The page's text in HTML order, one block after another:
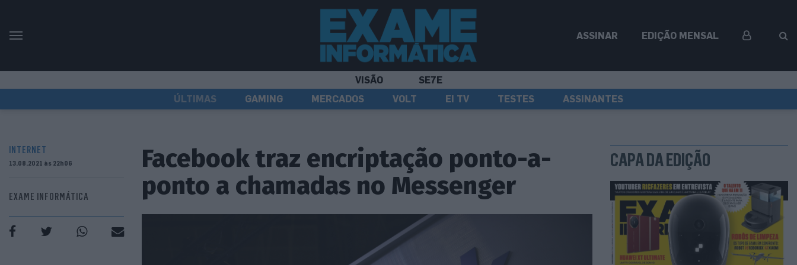
ASSINAR EDIÇÃO MENSAL
VISÃO
SE7E
ÚLTIMAS
GAMING MERCADOS VOLT EI TV TESTES ASSINANTES
INTERNET
13.08.2021 às 22h06
EXAME INFORMÁTICA
Facebook traz encriptação ponto-a-
ponto a chamadas no Messenger
CAPA DA EDIÇÃO